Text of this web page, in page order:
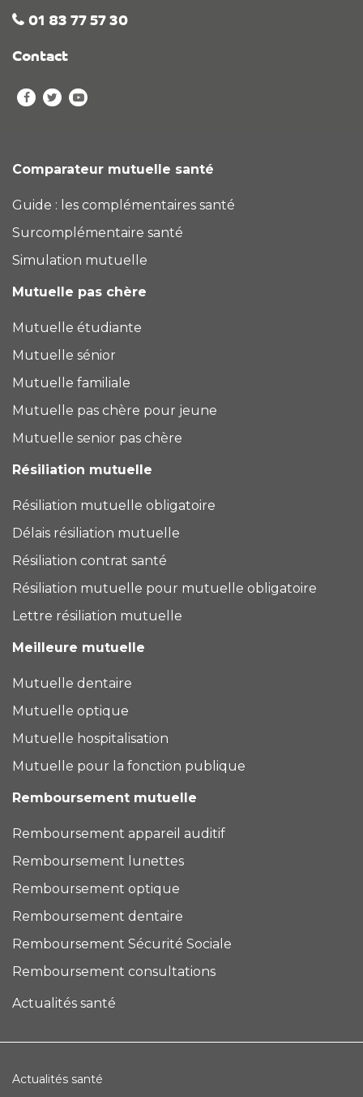
01 83 77 57 30
Contact
Comparateur mutuelle santé
Guide : les complémentaires santé
Surcomplémentaire santé
Simulation mutuelle
Mutuelle pas chère
Mutuelle étudiante
Mutuelle sénior
Mutuelle familiale
Mutuelle pas chère pour jeune
Mutuelle senior pas chère
Résiliation mutuelle
Résiliation mutuelle obligatoire
Délais résiliation mutuelle
Résiliation contrat santé
Résiliation mutuelle pour mutuelle obligatoire
Lettre résiliation mutuelle
Meilleure mutuelle
Mutuelle dentaire
Mutuelle optique
Mutuelle hospitalisation
Mutuelle pour la fonction publique
Remboursement mutuelle
Remboursement appareil auditif
Remboursement lunettes
Remboursement optique
Remboursement dentaire
Remboursement Sécurité Sociale
Remboursement consultations
Actualités santé
Actualités santé